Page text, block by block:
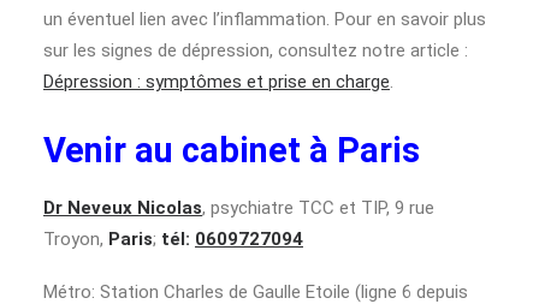
un éventuel lien avec l’inflammation. Pour en savoir plus
sur les signes de dépression, consultez notre article :
Dépression : symptômes et prise en charge.
Venir au cabinet à Paris
Dr Neveux Nicolas, psychiatre TCC et TIP, 9 rue
Troyon, Paris; tél: 0609727094
Métro: Station Charles de Gaulle Etoile (ligne 6 depuis